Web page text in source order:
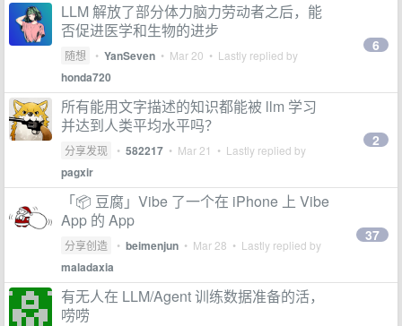
LLM 解放了部分体力脑力劳动者之后，能
否促进医学和生物的进步
随想 • YanSeven • Mar 20 • Lastly replied by
honda720
6
所有能用文字描述的知识都能被 llm 学习
并达到人类平均水平吗？
分享发现 • 582217 • Mar 21 • Lastly replied by
pagxir
2
「📦 豆腐」Vibe 了一个在 iPhone 上 Vibe
App 的 App
分享创造 • beimenjun • Mar 28 • Lastly replied by
maladaxia
37
有无人在 LLM/Agent 训练数据准备的活，
唠唠